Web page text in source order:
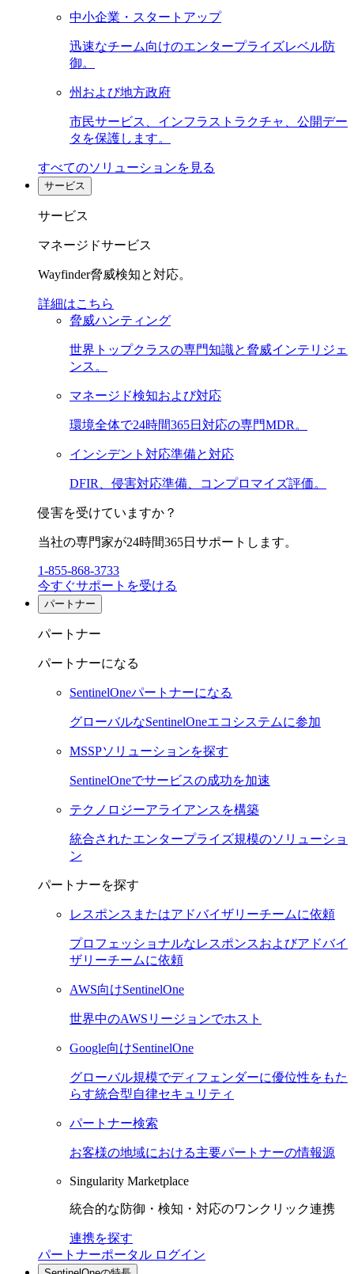
中小企業・スタートアップ
迅速なチーム向けのエンタープライズレベル防
御。
州および地方政府
市民サービス、インフラストラクチャ、公開デー
タを保護します。
すべてのソリューションを見る
サービス
サービス
マネージドサービス
Wayfinder脅威検知と対応。
詳細はこちら
脅威ハンティング
世界トップクラスの専門知識と脅威インテリジェ
ンス。
マネージド検知および対応
環境全体で24時間365日対応の専門MDR。
インシデント対応準備と対応
DFIR、侵害対応準備、コンプロマイズ評価。
侵害を受けていますか？
当社の専門家が24時間365日サポートします。
1-855-868-3733
今すぐサポートを受ける
パートナー
パートナー
パートナーになる
SentinelOneパートナーになる
グローバルなSentinelOneエコシステムに参加
MSSPソリューションを探す
SentinelOneでサービスの成功を加速
テクノロジーアライアンスを構築
統合されたエンタープライズ規模のソリューショ
ン
パートナーを探す
レスポンスまたはアドバイザリーチームに依頼
プロフェッショナルなレスポンスおよびアドバイ
ザリーチームに依頼
AWS向けSentinelOne
世界中のAWSリージョンでホスト
Google向けSentinelOne
グローバル規模でディフェンダーに優位性をもた
らす統合型自律セキュリティ
パートナー検索
お客様の地域における主要パートナーの情報源
Singularity Marketplace
統合的な防御・検知・対応のワンクリック連携
連携を探す
パートナーポータル ログイン